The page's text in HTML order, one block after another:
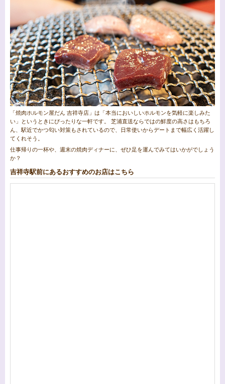
「焼肉ホルモン屋だん 吉祥寺店」は「本当においしいホルモンを気軽に楽しみた
い」というときにぴったりな一軒です。 芝浦直送ならではの鮮度の高さはもちろ
ん、駅近でかつ匂い対策もされているので、日常使いからデートまで幅広く活躍し
てくれそう。
仕事帰りの一杯や、週末の焼肉ディナーに、ぜひ足を運んでみてはいかがでしょう
か？
吉祥寺駅前にあるおすすめのお店はこちら